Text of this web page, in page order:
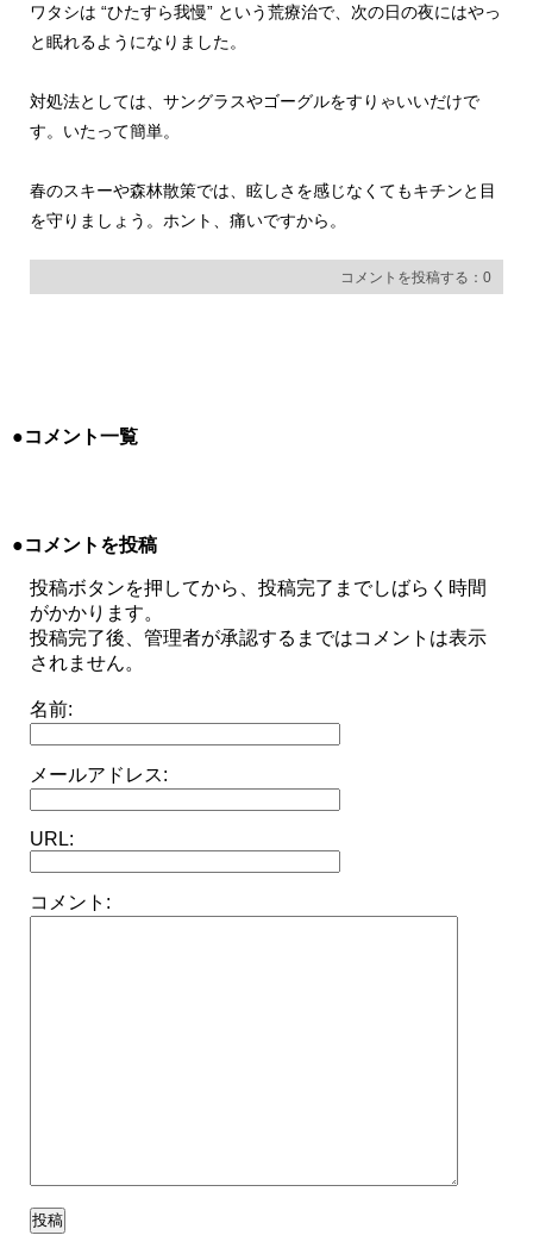
ワタシは “ひたすら我慢” という荒療治で、次の日の夜にはやっ
と眠れるようになりました。
対処法としては、サングラスやゴーグルをすりゃいいだけで
す。いたって簡単。
春のスキーや森林散策では、眩しさを感じなくてもキチンと目
を守りましょう。ホント、痛いですから。
コメントを投稿する：0
●コメント一覧
●コメントを投稿
投稿ボタンを押してから、投稿完了までしばらく時間
がかかります。
投稿完了後、管理者が承認するまではコメントは表示
されません。
名前:
メールアドレス:
URL:
コメント: